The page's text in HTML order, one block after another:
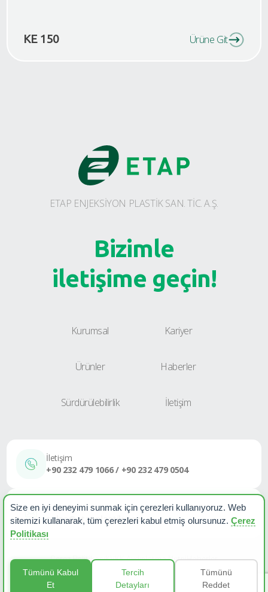
KE 150 Ürüne Git
ETAP ENJEKSİYON PLASTİK SAN. TİC. A.Ş.
Bizimle
iletişime geçin!
Kurumsal
Ürünler
Sürdürülebilirlik
Kariyer
Haberler
İletişim
İletişim
+90 232 479 1066 / +90 232 479 0504
E-Posta
sales@etapplastik.com
Çerez PolitikasıKVKK Aydınlatma MetniHaberler
Size en iyi deneyimi sunmak için çerezleri kullanıyoruz. Web
sitemizi kullanarak, tüm çerezleri kabul etmiş olursunuz. Çerez
Politikası
Tümünü Kabul
Et
Tercih
Detayları
Tümünü
Reddet